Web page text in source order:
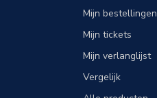
Mijn bestellingen
Mijn tickets
Mijn verlanglijst
Vergelijk